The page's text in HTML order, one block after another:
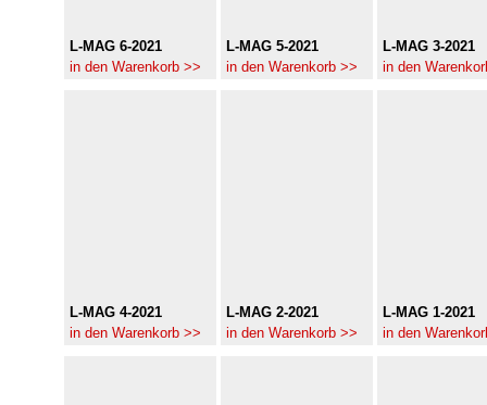
L-MAG 6-2021
in den Warenkorb >>
L-MAG 5-2021
in den Warenkorb >>
L-MAG 3-2021
in den
L-MAG 4-2021
in den Warenkorb >>
L-MAG 2-2021
in den Warenkorb >>
L-MAG 1-2021
in den